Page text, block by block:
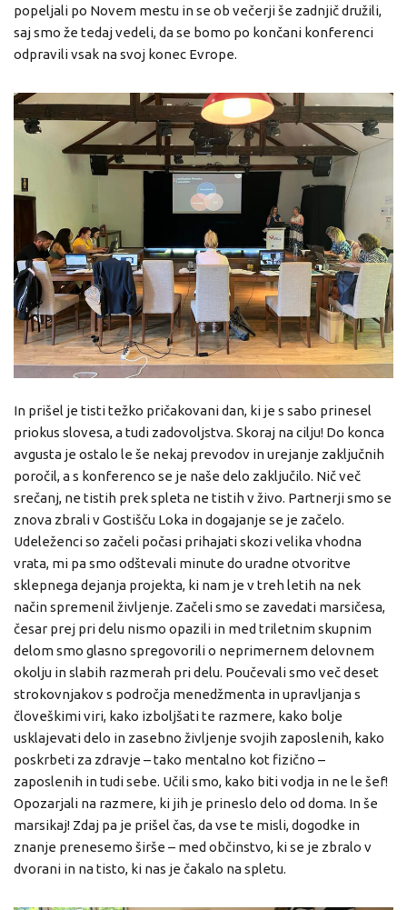
popeljali po Novem mestu in se ob večerji še zadnjič družili,
saj smo že tedaj vedeli, da se bomo po končani konferenci
odpravili vsak na svoj konec Evrope.
In prišel je tisti težko pričakovani dan, ki je s sabo prinesel
priokus slovesa, a tudi zadovoljstva. Skoraj na cilju! Do konca
avgusta je ostalo le še nekaj prevodov in urejanje zaključnih
poročil, a s konferenco se je naše delo zaključilo. Nič več
srečanj, ne tistih prek spleta ne tistih v živo. Partnerji smo se
znova zbrali v Gostišču Loka in dogajanje se je začelo.
Udeleženci so začeli počasi prihajati skozi velika vhodna
vrata, mi pa smo odštevali minute do uradne otvoritve
sklepnega dejanja projekta, ki nam je v treh letih na nek
način spremenil življenje. Začeli smo se zavedati marsičesa,
česar prej pri delu nismo opazili in med triletnim skupnim
delom smo glasno spregovorili o neprimernem delovnem
okolju in slabih razmerah pri delu. Poučevali smo več deset
strokovnjakov s področja menedžmenta in upravljanja s
človeškimi viri, kako izboljšati te razmere, kako bolje
usklajevati delo in zasebno življenje svojih zaposlenih, kako
poskrbeti za zdravje – tako mentalno kot fizično –
zaposlenih in tudi sebe. Učili smo, kako biti vodja in ne le šef!
Opozarjali na razmere, ki jih je prineslo delo od doma. In še
marsikaj! Zdaj pa je prišel čas, da vse te misli, dogodke in
znanje prenesemo širše – med občinstvo, ki se je zbralo v
dvorani in na tisto, ki nas je čakalo na spletu.